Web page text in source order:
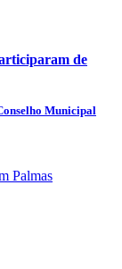
de
Municipal